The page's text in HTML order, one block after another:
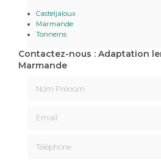
Casteljaloux
Marmande
Tonneins
Contactez-nous : Adaptation
Marmande